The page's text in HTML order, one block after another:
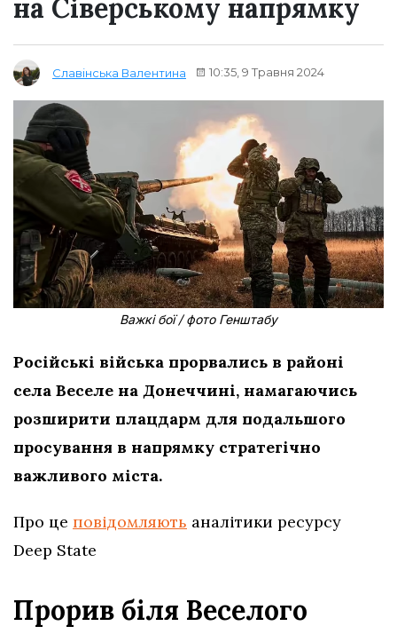
на Сіверському напрямку
Славінська Валентина 10:35, 9 Травня 2024
Важкі бої / фото Генштабу
Російські війська прорвались в районі
села Веселе на Донеччині, намагаючись
розширити плацдарм для подальшого
просування в напрямку стратегічно
важливого міста.
Про це повідомляють аналітики ресурсу
Deep State
Прорив біля Веселого